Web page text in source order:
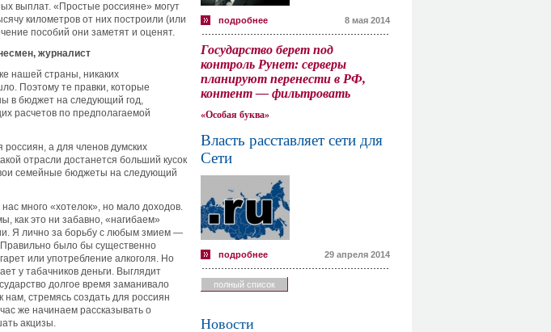
выплат. «Простые россияне» могут
километров от них построили (или
пособий они заметят и оценят.
журналист
нашей страны, никаких
Поэтому те правки, которые
в бюджет на следующий год,
расчетов по предполагаемой
а для членов думских
отрасли достанется больший кусок
семейные бюджеты на следующий
много «хотелок», но мало доходов.
как это ни забавно, «нагибаем»
Я лично за борьбу с любым змием —
было бы существенно
или употребление алкоголя. Но
у табачников деньги. Выглядит
долгое время заманивало
стремясь создать для россиян
же начинаем рассказывать о
акцизы.
подробнее 8 мая 2014
Государство берет под
контроль Рунет: серверы
планируют перенести в РФ,
контент — фильтровать
«Особая буква»
Власть расставляет сети для
Сети
подробнее 29 апреля 2014
полный список
Новости